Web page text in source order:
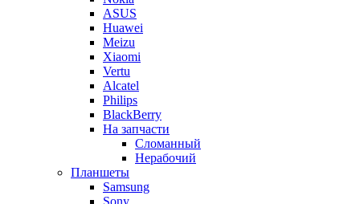
ASUS
Huawei
Meizu
Xiaomi
Vertu
Alcatel
Philips
BlackBerry
На запчасти
Сломанный
Нерабочий
Планшеты
Samsung
Sony